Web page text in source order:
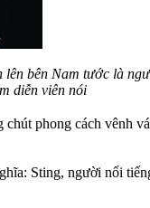
bên Nam tước là
diễn viên nói
phong cách vênh
Sting, người nổi